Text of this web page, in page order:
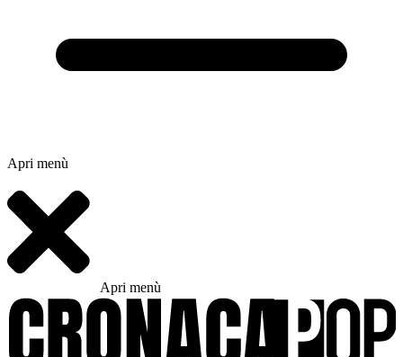
Apri menù
Apri menù